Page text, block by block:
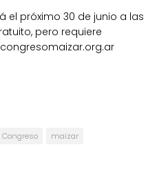
el próximo 30 de junio a las
pero requiere
Congreso maizar